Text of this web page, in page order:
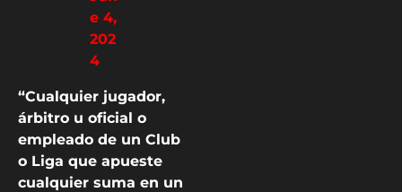
e 4,
202
4
“Cualquier jugador,
árbitro u oficial o
empleado de un Club
o Liga que apueste
cualquier suma en un